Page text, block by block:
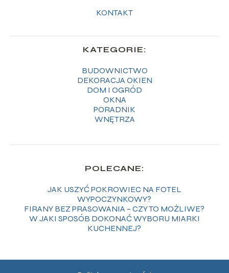
KONTAKT
KATEGORIE:
BUDOWNICTWO
DEKORACJA OKIEN
DOM I OGRÓD
OKNA
PORADNIK
WNĘTRZA
POLECANE:
JAK USZYĆ POKROWIEC NA FOTEL
WYPOCZYNKOWY?
FIRANY BEZ PRASOWANIA – CZY TO MOŻLIWE?
W JAKI SPOSÓB DOKONAĆ WYBORU MIARKI
KUCHENNEJ?